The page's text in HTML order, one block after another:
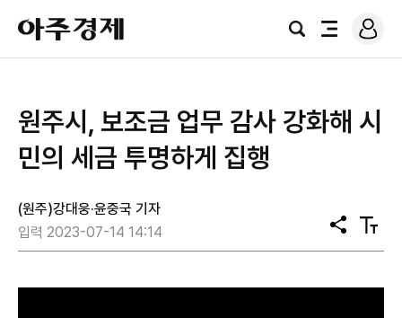
아
주
경
검
전
로
그
원주시, 보조금 업무 감사 강화해 시
민의 세금 투명하게 집행
(원주)강대웅·윤중국 기자
입력 2023-07-14 14:14
공
유
텍
스
기